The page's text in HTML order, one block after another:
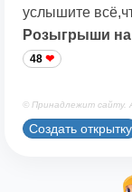
услышите
Розыгрыши
48
© Принадлежит сайту.
Создать открытку